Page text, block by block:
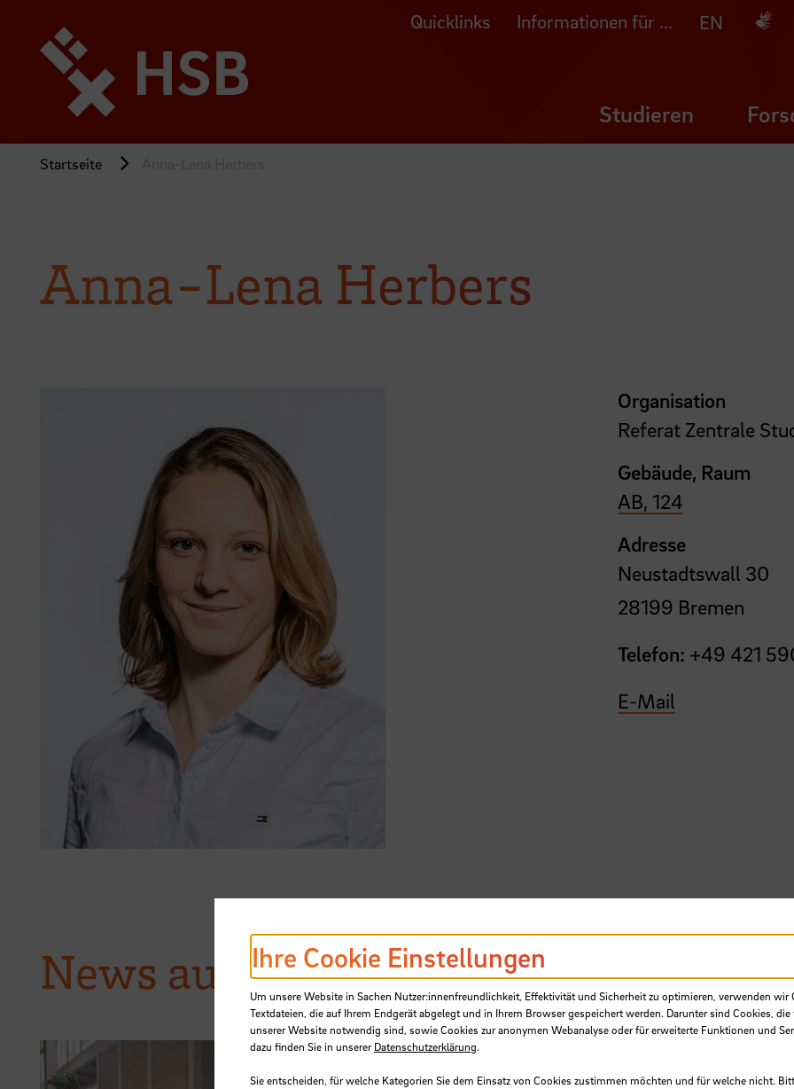
Seiteninhalt
springen
Quicklinks Informationen für ... EN
Studieren
Startseite
Anna-Lena Herbers
Organisation
Referat Zentrale
Gebäude, Raum
AB, 124
Adresse
Neustadtswall 30
28199 Bremen
Telefon: +49 421
E-Mail
News aus der HSB
Ihre Cookie Einstellungen
Um unsere Website in Sachen Nutzer:innenfreundlichkeit, Effektivität und Sicherheit zu optimieren, verwenden wir
Textdateien, die auf Ihrem Endgerät abgelegt und in Ihrem Browser gespeichert werden. Darunter sind Cookies,
unserer Website notwendig sind, sowie Cookies zur anonymen Webanalyse oder für erweiterte Funktionen und
dazu finden Sie in unsererDatenschutzerklärung.
Sie entscheiden, für welche Kategorien Sie dem Einsatz von Cookies zustimmen möchten und für welche nicht.